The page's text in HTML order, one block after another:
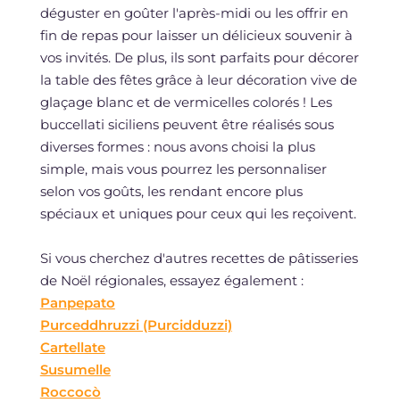
déguster en goûter l'après-midi ou les offrir en
fin de repas pour laisser un délicieux souvenir à
vos invités. De plus, ils sont parfaits pour décorer
la table des fêtes grâce à leur décoration vive de
glaçage blanc et de vermicelles colorés ! Les
buccellati siciliens peuvent être réalisés sous
diverses formes : nous avons choisi la plus
simple, mais vous pourrez les personnaliser
selon vos goûts, les rendant encore plus
spéciaux et uniques pour ceux qui les reçoivent.
Si vous cherchez d'autres recettes de pâtisseries
de Noël régionales, essayez également :
Panpepato
Purceddhruzzi (Purcidduzzi)
Cartellate
Susumelle
Roccocò